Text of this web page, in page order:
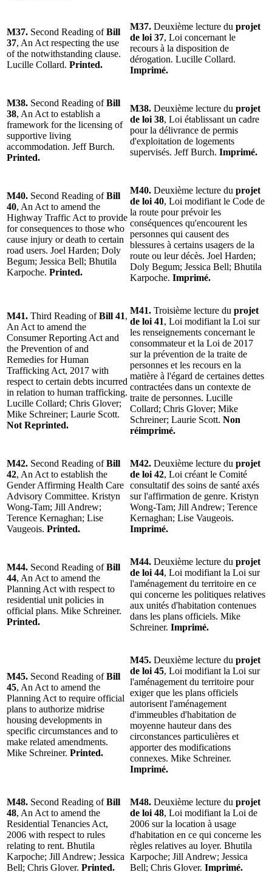
M37. Second Reading ofBill
37, An Act respecting the use
of the notwithstanding clause.
Lucille Collard. Printed.
M37. Deuxième lecture du projet
de loi 37, Loi concernant le
recours à la disposition de
dérogation. Lucille Collard.
Imprimé.
M38. Second Reading ofBill
38, An Act to establish a
framework for the licensing of
supportive living
accommodation. Jeff Burch.
Printed.
M38. Deuxième lecture du projet
de loi 38, Loi établissant un cadre
pour la délivrance de permis
d'exploitation de logements
supervisés. Jeff Burch. Imprimé.
M40. Second Reading ofBill
40, An Act to amend the
Highway Traffic Act to provide
for consequences to those who
cause injury or death to certain
road users. Joel Harden; Doly
Begum; Jessica Bell; Bhutila
Karpoche. Printed.
M40. Deuxième lecture du projet
de loi 40, Loi modifiant le Code de
la route pour prévoir les
conséquences qu'encourent les
personnes qui causent des
blessures à certains usagers de la
route ou leur décès. Joel Harden;
Doly Begum; Jessica Bell; Bhutila
Karpoche. Imprimé.
M41. Third Reading ofBill 41,
An Act to amend the
Consumer Reporting Act and
the Prevention of and
Remedies for Human
Trafficking Act, 2017 with
respect to certain debts incurred
in relation to human trafficking.
Lucille Collard; Chris Glover;
Mike Schreiner; Laurie Scott.
Not Reprinted.
M41. Troisième lecture du projet
de loi 41, Loi modifiant la Loi sur
les renseignements concernant le
consommateur et la Loi de 2017
sur la prévention de la traite de
personnes et les recours en la
matière à l'égard de certaines dettes
contractées dans un contexte de
traite de personnes. Lucille
Collard; Chris Glover; Mike
Schreiner; Laurie Scott. Non
réimprimé.
M42. Second Reading ofBill
42, An Act to establish the
Gender Affirming Health Care
Advisory Committee. Kristyn
Wong-Tam; Jill Andrew;
Terence Kernaghan; Lise
Vaugeois. Printed.
M42. Deuxième lecture du projet
de loi 42, Loi créant le Comité
consultatif des soins de santé axés
sur l'affirmation de genre. Kristyn
Wong-Tam; Jill Andrew; Terence
Kernaghan; Lise Vaugeois.
Imprimé.
M44. Second Reading ofBill
44, An Act to amend the
Planning Act with respect to
residential unit policies in
official plans. Mike Schreiner.
Printed.
M44. Deuxième lecture du projet
de loi 44, Loi modifiant la Loi sur
l'aménagement du territoire en ce
qui concerne les politiques relatives
aux unités d'habitation contenues
dans les plans officiels. Mike
Schreiner. Imprimé.
M45. Second Reading ofBill
45, An Act to amend the
Planning Act to require official
plans to authorize midrise
housing developments in
specific circumstances and to
make related amendments.
Mike Schreiner. Printed.
M45. Deuxième lecture du projet
de loi 45, Loi modifiant la Loi sur
l'aménagement du territoire pour
exiger que les plans officiels
autorisent l'aménagement
d'immeubles d'habitation de
moyenne hauteur dans des
circonstances particulières et
apporter des modifications
connexes. Mike Schreiner.
Imprimé.
M48. Second Reading ofBill
48, An Act to amend the
Residential Tenancies Act,
2006 with respect to rules
relating to rent. Bhutila
Karpoche; Jill Andrew; Jessica
Bell; Chris Glover. Printed.
M48. Deuxième lecture du projet
de loi 48, Loi modifiant la Loi de
2006 sur la location à usage
d'habitation en ce qui concerne les
règles relatives au loyer. Bhutila
Karpoche; Jill Andrew; Jessica
Bell; Chris Glover. Imprimé.